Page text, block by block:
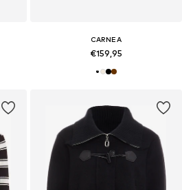
CARNEA
€159,95